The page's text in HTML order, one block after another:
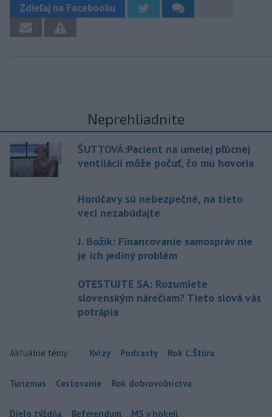
Zdieľaj na Facebooku
Neprehliadnite
ŠUTTOVÁ:Pacient na umelej pľúcnej
ventilácii môže počuť, čo mu hovoria
Horúčavy sú nebezpečné, na tieto
veci nezabúdajte
J. Božik: Financovanie samospráv nie
je ich jediný problém
OTESTUJTE SA: Rozumiete
slovenským nárečiam? Tieto slová vás
potrápia
Aktuálne témy: Kvízy Podcasty Rok Ľ.Štúra
Turizmus Cestovanie Rok dobrovoľníctva
Dielo týždňa Referendum MS v hokeji